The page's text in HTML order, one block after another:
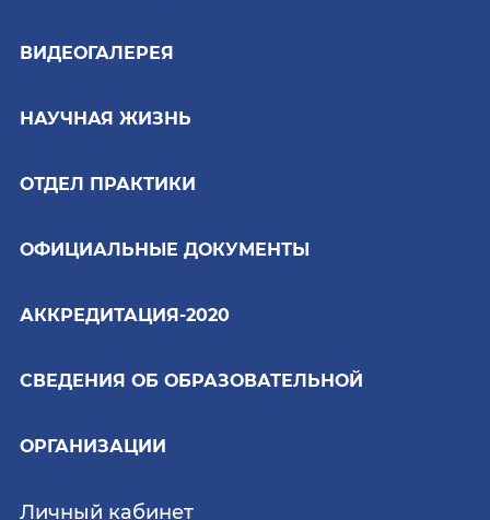
ВИДЕОГАЛЕРЕЯ
НАУЧНАЯ ЖИЗНЬ
ОТДЕЛ ПРАКТИКИ
ОФИЦИАЛЬНЫЕ ДОКУМЕНТЫ
АККРЕДИТАЦИЯ-2020
СВЕДЕНИЯ ОБ ОБРАЗОВАТЕЛЬНОЙ
ОРГАНИЗАЦИИ
Личный кабинет